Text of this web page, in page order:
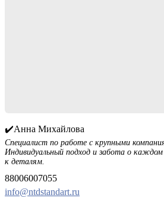
✔️Анна Михайлова
Специалист по работе с крупными
Индивидуальный подход и забота о
к деталям.
88006007055
info@ntdstandart.ru